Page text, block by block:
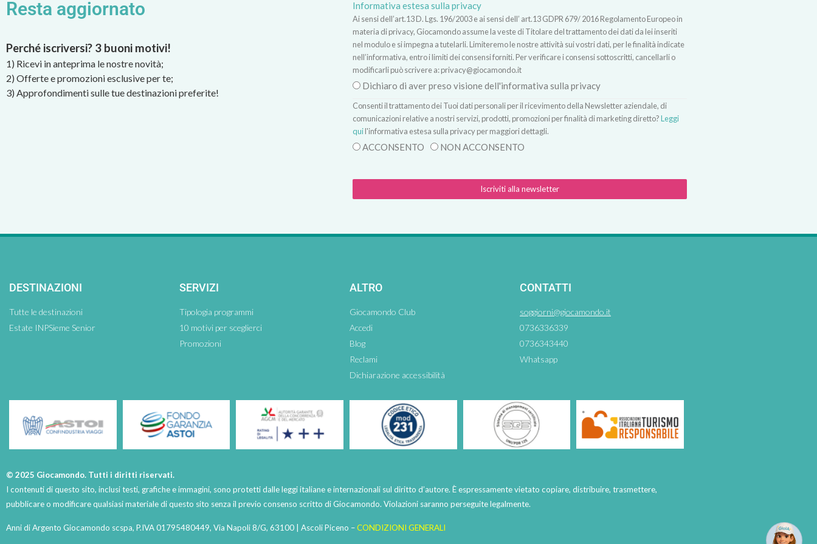
Resta aggiornato
Perché iscriversi? 3 buoni motivi!
1) Ricevi in anteprima le nostre novità;
2) Offerte e promozioni esclusive per te;
3) Approfondimenti sulle tue destinazioni preferite!
Informativa estesa sulla privacy
Ai sensi dell’art.13 D. Lgs. 196/2003 e ai sensi dell’ art.13 GDPR 679/ 2016 Regolamento Europeo in
materia di privacy, Giocamondo assume la veste di Titolare del trattamento dei dati da lei inseriti
nel modulo e si impegna a tutelarli. Limiteremo le nostre attività sui vostri dati, per le finalità indicate
nell’informativa, entro i limiti dei consensi forniti. Per verificare i consensi sottoscritti, cancellarli o
modificarli può scrivere a:privacy@giocamondo.it
Dichiaro di aver preso visione dell'informativa sulla privacy
Consenti il trattamento dei Tuoi dati personali per il ricevimento della Newsletter aziendale, di
comunicazioni relative a nostri servizi, prodotti, promozioni per finalità di marketing diretto?Leggi
quil'informativa estesa sulla privacy per maggiori dettagli.
ACCONSENTO NON ACCONSENTO
Iscriviti alla newsletter
DESTINAZIONI
Tutte le destinazioni
Estate INPSieme Senior
SERVIZI
Tipologia programmi
10 motivi per sceglierci
Promozioni
ALTRO
Giocamondo Club
Accedi
Blog
Reclami
Dichiarazione accessibilità
CONTATTI
soggiorni@giocamondo.it
0736336339
0736343440
Whatsapp
© 2025 Giocamondo. Tutti i diritti riservati.
I contenuti di questo sito, inclusi testi, grafiche e immagini, sono protetti dalle leggi italiane e internazionali sul diritto d’autore. È espressamente vietato copiare, distribuire, trasmettere,
pubblicare o modificare qualsiasi materiale di questo sito senza il previo consenso scritto di Giocamondo. Violazioni saranno perseguite legalmente.
Anni di Argento Giocamondo scspa, P.IVA 01795480449, Via Napoli 8/G, 63100 | Ascoli Piceno –CONDIZIONI GENERALI